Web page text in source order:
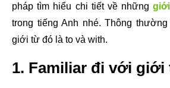
pháp tìm hiểu chi tiết về những
trong tiếng Anh nhé. Thông
giới từ đó là to và with.
1. Familiar đi với